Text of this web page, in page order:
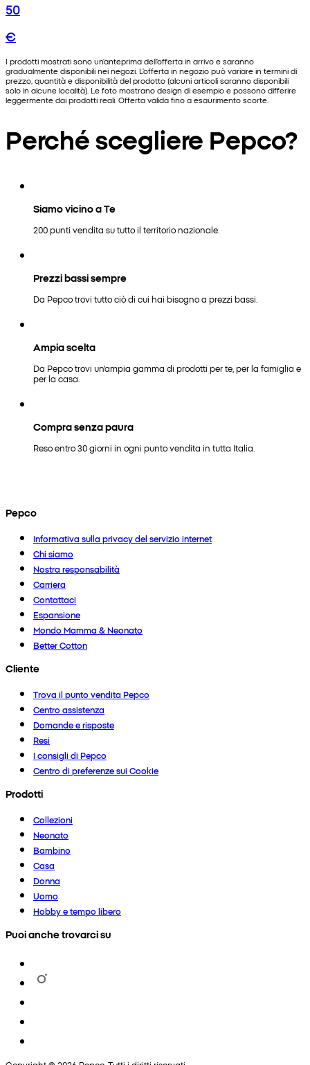
50
€
I prodotti mostrati sono un'anteprima dell'offerta in arrivo e saranno
gradualmente disponibili nei negozi. L'offerta in negozio può variare in termini di
prezzo, quantità e disponibilità del prodotto (alcuni articoli saranno disponibili
solo in alcune località). Le foto mostrano design di esempio e possono differire
leggermente dai prodotti reali. Offerta valida fino a esaurimento scorte.
Perché scegliere Pepco?
Siamo vicino a Te
200 punti vendita su tutto il territorio nazionale.
Prezzi bassi sempre
Da Pepco trovi tutto ciò di cui hai bisogno a prezzi bassi.
Ampia scelta
Da Pepco trovi un'ampia gamma di prodotti per te, per la famiglia e
per la casa.
Compra senza paura
Reso entro 30 giorni in ogni punto vendita in tutta Italia.
Pepco
Informativa sulla privacy del servizio internet
Chi siamo
Nostra responsabilità
Carriera
Contattaci
Espansione
Mondo Mamma & Neonato
Better Cotton
Cliente
Trova il punto vendita Pepco
Centro assistenza
Domande e risposte
Resi
I consigli di Pepco
Centro di preferenze sui Cookie
Prodotti
Collezioni
Neonato
Bambino
Casa
Donna
Uomo
Hobby e tempo libero
Puoi anche trovarci su